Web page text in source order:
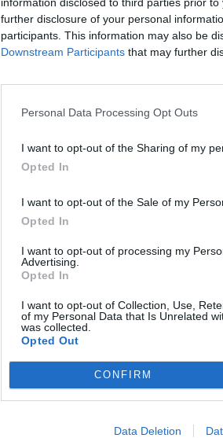
further disclosure of your personal
participants. This information may also be
Downstream Participants that may further
Personal Data Processing Opt Outs
I want to opt-out of the Sharing of my
Opted In
I want to opt-out of the Sale of my
Opted In
I want to opt-out of processing my
Advertising.
Opted In
I want to opt-out of Collection, Use,
of my Personal Data that Is Unrelated
was collected.
Opted Out
CONFIRM
Data Deletion